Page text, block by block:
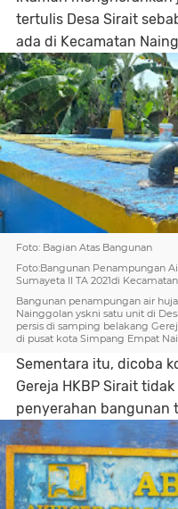
tertulis Desa Sirait
ada di Kecamatan
Foto: Bagian Atas Bangunan
Foto:Bangunan Penampungan
Sumayeta II TA 2021di
Bangunan penampungan air
Nainggolan yskni satu unit di
persis di samping belakang
di pusat kota Simpang Empat
Sementara itu, dicoba
Gereja HKBP Sirait
penyerahan bangunan